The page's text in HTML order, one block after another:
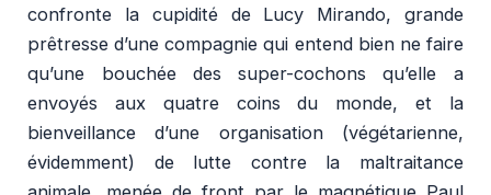
confronte la cupidité de Lucy Mirando, grande
prêtresse d’une compagnie qui entend bien ne faire
qu’une bouchée des super-cochons qu’elle a
envoyés aux quatre coins du monde, et la
bienveillance d’une organisation (végétarienne,
évidemment) de lutte contre la maltraitance